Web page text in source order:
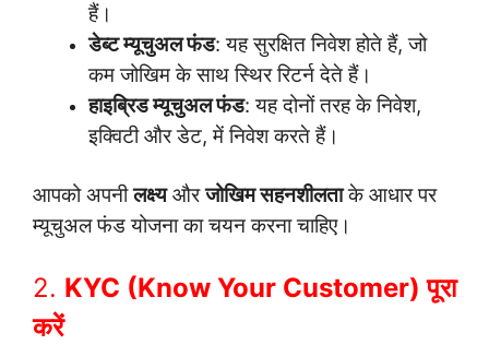
हैं।
डेब्ट म्यूचुअल फंड: यह सुरक्षित निवेश होते हैं, जो
कम जोखिम के साथ स्थिर रिटर्न देते हैं।
हाइब्रिड म्यूचुअल फंड: यह दोनों तरह के निवेश,
इक्विटी और डेट, में निवेश करते हैं।
आपको अपनीलक्ष्यऔरजोखिम सहनशीलताके आधार पर
म्यूचुअल फंड योजना का चयन करना चाहिए।
2. KYC (Know Your Customer) पूरा
करें